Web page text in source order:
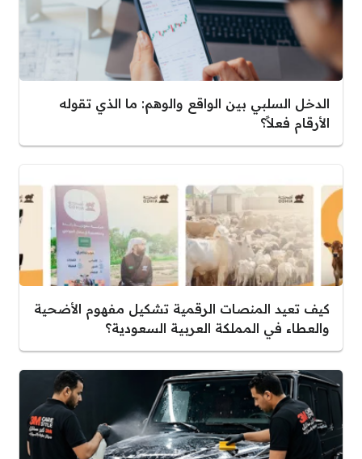
الدخل السلبي بين الواقع والوهم: ما الذي تقوله
الأرقام فعلاً؟
كيف تعيد المنصات الرقمية تشكيل مفهوم الأضحية
والعطاء في المملكة العربية السعودية؟